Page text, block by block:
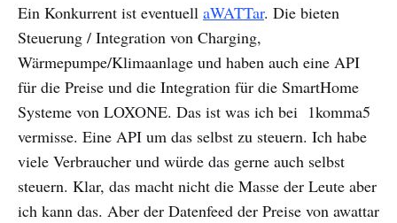
Ein Konkurrent ist eventuell aWATTar. Die bieten
Steuerung / Integration von Charging,
Wärmepumpe/Klimaanlage und haben auch eine API
für die Preise und die Integration für die SmartHome
Systeme von LOXONE. Das ist was ich bei 1komma5
vermisse. Eine API um das selbst zu steuern. Ich habe
viele Verbraucher und würde das gerne auch selbst
steuern. Klar, das macht nicht die Masse der Leute aber
ich kann das. Aber der Datenfeed der Preise von awattar